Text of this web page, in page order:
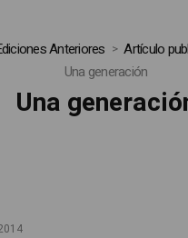
Anteriores
Artículo
Una generación
Una